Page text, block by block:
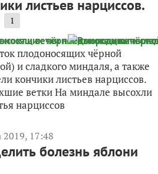
листьев нарциссов.
1
плодоносящих чёрной
и сладкого миндаля, а также
кончики листьев нарциссов.
ветки На миндале высохли
нарциссов
2019, 17:48
болезнь яблони